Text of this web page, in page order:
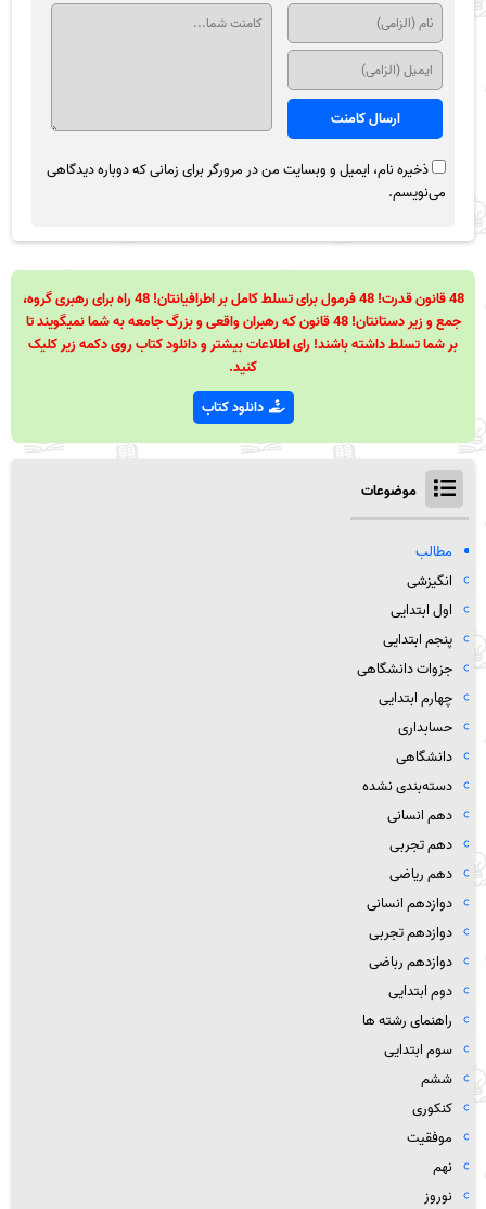
ذخیره نام، ایمیل و وبسایت من در مرورگر برای زمانی که دوباره دیدگاهی
می‌نویسم.
48 قانون قدرت! 48 فرمول برای تسلط کامل بر اطرافیانتان! 48 راه برای رهبری گروه،
جمع و زیر دستانتان! 48 قانون که رهبران واقعی و بزرگ جامعه به شما نمیگویند تا
بر شما تسلط داشته باشند! رای اطلاعات بیشتر و دانلود کتاب روی دکمه زیر کلیک
کنید.
دانلود کتاب
موضوعات
مطالب
انگیزشی
اول ابتدایی
پنجم ابتدایی
جزوات دانشگاهی
چهارم ابتدایی
حسابداری
دانشگاهی
دسته‌بندی نشده
دهم انسانی
دهم تجربی
دهم ریاضی
دوازدهم انسانی
دوازدهم تجربی
دوازدهم رباضی
دوم ابتدایی
راهنمای رشته ها
سوم ابتدایی
ششم
کنکوری
موفقیت
نهم
نوروز